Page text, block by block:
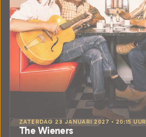
ZATERDAG 23 JANUARI 2027 • 20:15 UUR
The Wieners